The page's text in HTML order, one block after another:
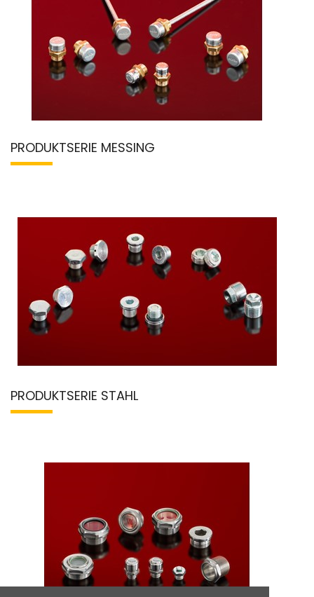
PRODUKTSERIE MESSING
PRODUKTSERIE STAHL